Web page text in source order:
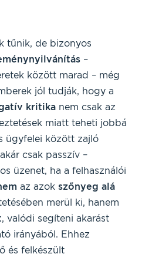
tűnik, de bizonyos
–
között marad – még
jól tudják, hogy a
kritika nem csak az
miatt teheti jobbá
ügyfelei között zajló
csak passzív –
üzenet, ha a felhasználói
az azok szőnyeg alá
merül ki, hanem
, valódi segíteni akarást
irányából. Ehhez
és felkészült